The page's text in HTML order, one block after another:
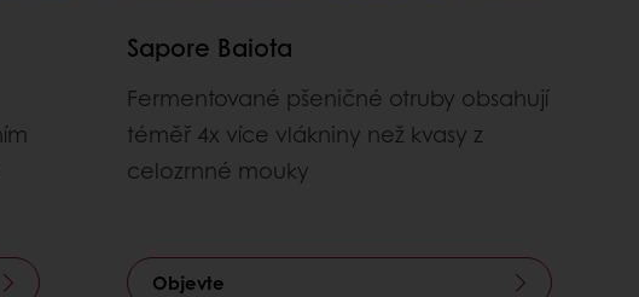
Sapore Baiota
Fermentované pšeničné otruby obsahují
téměř 4x více vlákniny než kvasy z
celozrnné mouky
Objevte